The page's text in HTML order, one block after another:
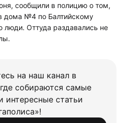
сообщили в полицию о том,
дома №4 по Балтийскому
люди. Оттуда раздавались не
на наш канал в
собираются самые
интересные статьи